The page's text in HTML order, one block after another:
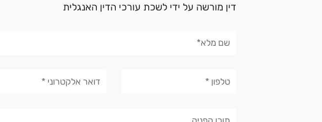
דין מורשה על ידי לשכת עורכי הדין האנגלית